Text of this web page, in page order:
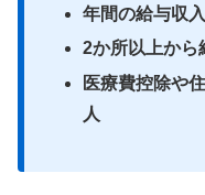
年間の給与収
2か所以上から
医療費控除や
人